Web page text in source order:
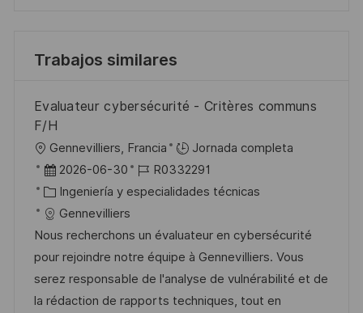
Trabajos similares
Evaluateur cybersécurité - Critères communs
F/H
U
b
c
a
c
i
ó
Gennevilliers, Francia
Jornada completa
F
e
c
h
a
d
e
2026-06-30
I
D
e
e
m
p
R0332291
C
a
t
e
g
o
Ingeniería y especialidades técnicas
Gennevilliers
Nous recherchons un évaluateur en cybersécurité
pour rejoindre notre équipe à Gennevilliers. Vous
serez responsable de l'analyse de vulnérabilité et de
la rédaction de rapports techniques, tout en